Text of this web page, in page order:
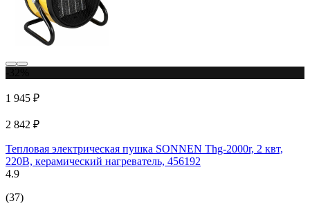
1 945 ₽
2 842 ₽
Тепловая электрическая пушка SONNEN Thg-2000r, 2 квт,
220В, керамический нагреватель, 456192
4.9
(37)